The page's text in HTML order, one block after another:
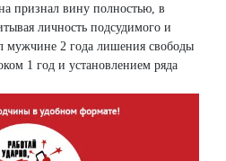
признал вину полностью, в
личность подсудимого и
мужчине 2 года лишения свободы
1 год и установлением ряда